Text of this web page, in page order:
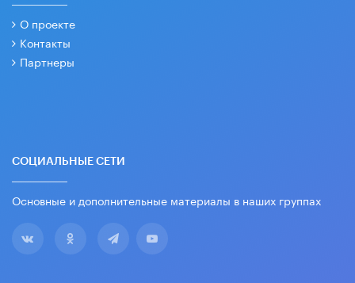
О проекте
Контакты
Партнеры
СОЦИАЛЬНЫЕ СЕТИ
Основные и дополнительные материалы в наших группах